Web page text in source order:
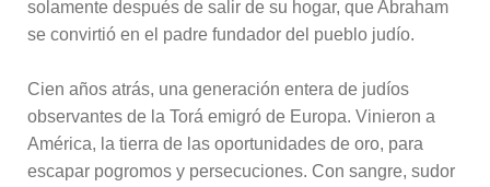
solamente después de salir de su hogar, que Abraham
se convirtió en el padre fundador del pueblo judío.
Cien años atrás, una generación entera de judíos
observantes de la Torá emigró de Europa. Vinieron a
América, la tierra de las oportunidades de oro, para
escapar pogromos y persecuciones. Con sangre, sudor